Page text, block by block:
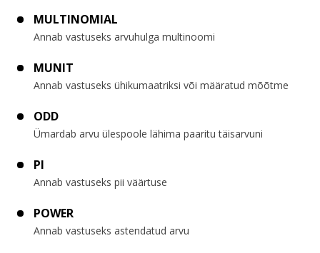
MULTINOMIAL
Annab vastuseks arvuhulga multinoomi
MUNIT
Annab vastuseks ühikumaatriksi või määratud mõõtme
ODD
Ümardab arvu ülespoole lähima paaritu täisarvuni
PI
Annab vastuseks pii väärtuse
POWER
Annab vastuseks astendatud arvu